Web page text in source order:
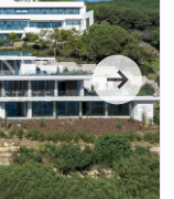
Next